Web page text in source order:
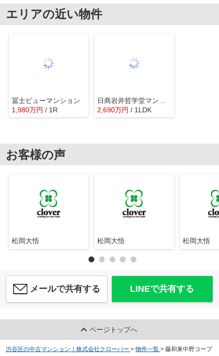
エリアの近い物件
冨士ビューマンション
1,980万円 / 1R
2,690万円 / 1LDK
お客様の声
松岡大悟 松岡大悟 松岡大悟
メールで共有する LINEで共有する
ページトップへ
渋谷区の中古マンション｜株式会社クローバー > 物件一覧 > 藤和東中野コープ